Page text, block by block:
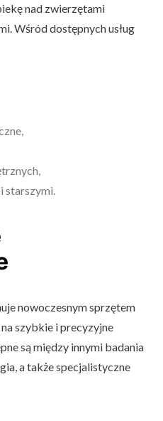
nad zwierzętami
Wśród dostępnych usług
starszymi.
nowoczesnym sprzętem
szybkie i precyzyjne
są między innymi badania
a także specjalistyczne